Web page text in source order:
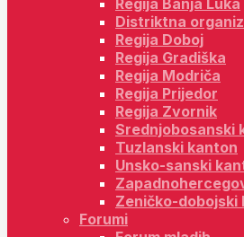
Regija Banja Luka
Distriktna
Regija Doboj
Regija Gradiška
Regija Modriča
Regija Prijedor
Regija Zvornik
Srednjobosanski
Tuzlanski kanton
Unsko-sanski
Zeničko-dobojski
Forumi